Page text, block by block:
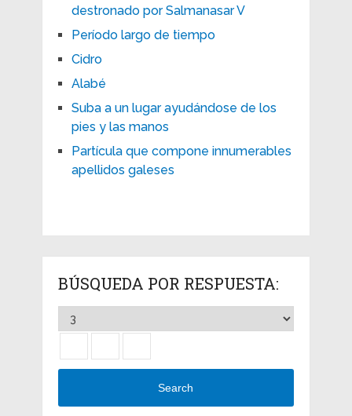
destronado por Salmanasar V
Período largo de tiempo
Cidro
Alabé
Suba a un lugar ayudándose de los
pies y las manos
Partícula que compone innumerables
apellidos galeses
BÚSQUEDA POR RESPUESTA:
Search